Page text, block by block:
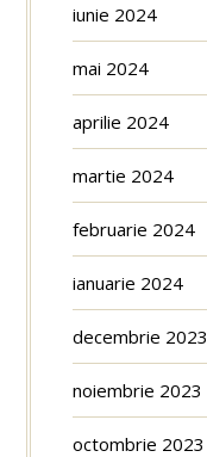
iunie 2024
mai 2024
aprilie 2024
martie 2024
februarie 2024
ianuarie 2024
decembrie 2023
noiembrie 2023
octombrie 2023